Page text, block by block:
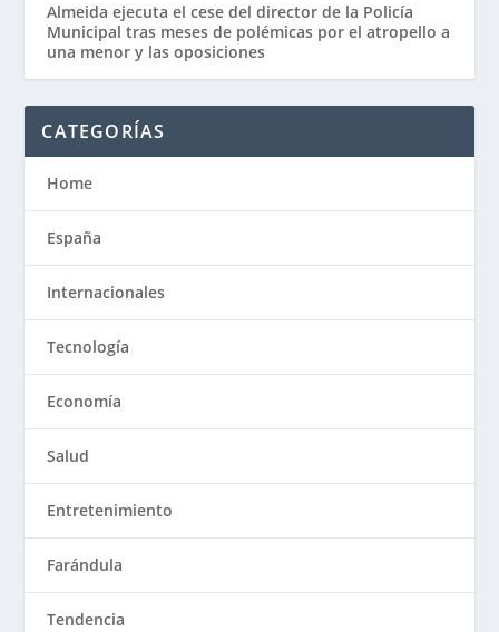
Almeida ejecuta el cese del director de la Policía
Municipal tras meses de polémicas por el atropello a
una menor y las oposiciones
CATEGORÍAS
Home
España
Internacionales
Tecnología
Economía
Salud
Entretenimiento
Farándula
Tendencia